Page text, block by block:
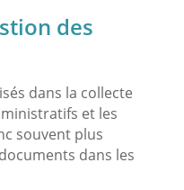
des
dans la collecte
et les
souvent plus
dans les